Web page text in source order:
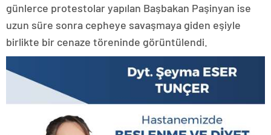
günlerce protestolar yapılan Başbakan Paşinyan ise
uzun süre sonra cepheye savaşmaya giden eşiyle
birlikte bir cenaze töreninde görüntülendi.